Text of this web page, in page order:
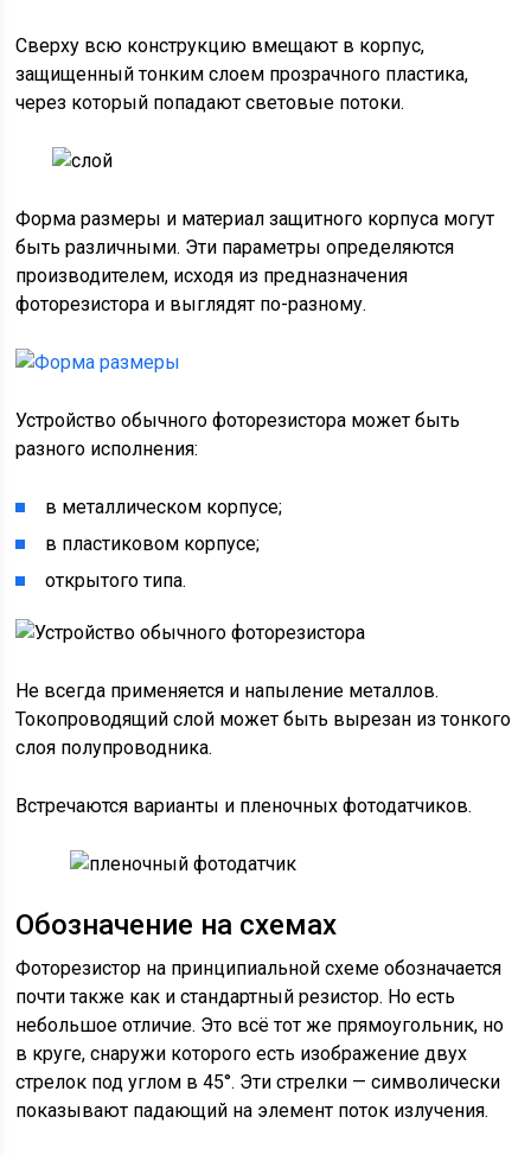
Сверху всю конструкцию вмещают в корпус,
защищенный тонким слоем прозрачного пластика,
через который попадают световые потоки.
Форма размеры и материал защитного корпуса могут
быть различными. Эти параметры определяются
производителем, исходя из предназначения
фоторезистора и выглядят по-разному.
Устройство обычного фоторезистора может быть
разного исполнения:
в металлическом корпусе;
в пластиковом корпусе;
открытого типа.
Не всегда применяется и напыление металлов.
Токопроводящий слой может быть вырезан из тонкого
слоя полупроводника.
Встречаются варианты и пленочных фотодатчиков.
Обозначение на схемах
Фоторезистор на принципиальной схеме обозначается
почти также как и стандартный резистор. Но есть
небольшое отличие. Это всё тот же прямоугольник, но
в круге, снаружи которого есть изображение двух
стрелок под углом в 45°. Эти стрелки — символически
показывают падающий на элемент поток излучения.